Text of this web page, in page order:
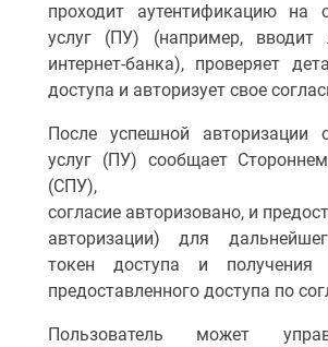
проходит аутентификацию на
услуг (ПУ) (например,
интернет-банка), проверяет
доступа и авторизует свое
После успешной авторизации
услуг (ПУ) сообщает
(СПУ),
согласие авторизовано, и
авторизации) для
токен доступа и
предоставленного доступа по
Пользователь может